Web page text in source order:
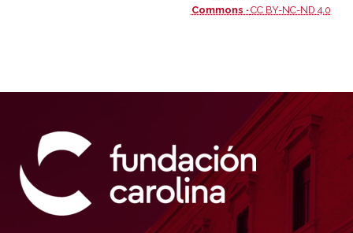
Commons · CC BY-NC-ND 4.0